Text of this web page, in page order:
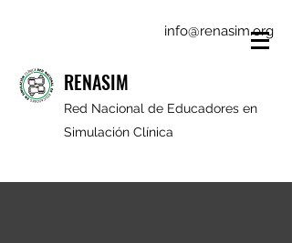
RENASIM
Red Nacional de Educadores en
Simulación Clínica
info@renasim.org